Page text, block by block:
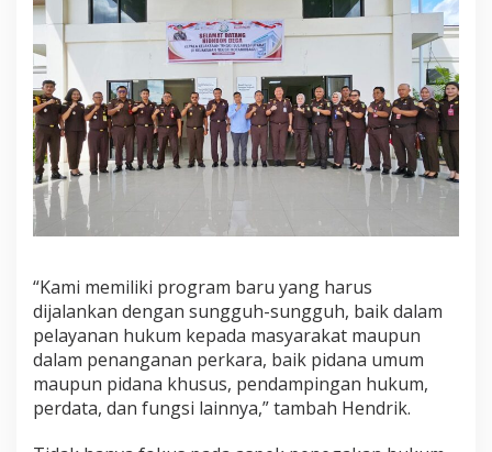
“Kami memiliki program baru yang harus
dijalankan dengan sungguh-sungguh, baik dalam
pelayanan hukum kepada masyarakat maupun
dalam penanganan perkara, baik pidana umum
maupun pidana khusus, pendampingan hukum,
perdata, dan fungsi lainnya,” tambah Hendrik.